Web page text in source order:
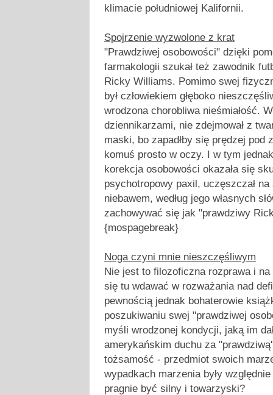
klimacie południowej Kalifornii.
Spojrzenie wyzwolone z krat
"Prawdziwej osobowości" dzięki
farmakologii szukał też zawodnik
Ricky Williams. Pomimo swej
był człowiekiem głęboko
wrodzona chorobliwa nieśmiałość.
dziennikarzami, nie zdejmował z
maski, bo zapadłby się prędzej pod
komuś prosto w oczy. I w tym
korekcja osobowości okazała się
psychotropowy paxil, uczęszczał
niebawem, według jego własnych
zachowywać się jak "prawdziwy
{mospagebreak}
Noga czyni mnie nieszczęśliwym
Nie jest to filozoficzna rozprawa i
się tu wdawać w rozważania nad
pewnością jednak bohaterowie
poszukiwaniu swej "prawdziwej
myśli wrodzonej kondycji, jaką im
amerykańskim duchu za
tożsamość - przedmiot swoich
wypadkach marzenia były
pragnie być silny i towarzyski?